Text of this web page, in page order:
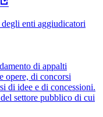
enti aggiudicatori
di appalti
opere, di concorsi
di idee e di concessioni.
settore pubblico di cui